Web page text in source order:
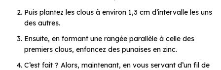
Puis plantez les clous à environ 1,3 cm d’intervalle les uns
des autres.
Ensuite, en formant une rangée parallèle à celle des
premiers clous, enfoncez des punaises en zinc.
C’est fait ? Alors, maintenant, en vous servant d’un fil de